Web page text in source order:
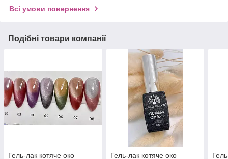
Всі умови повернення
Подібні товари компанії
Гель-лак котяче око
Гель-лак котяче око